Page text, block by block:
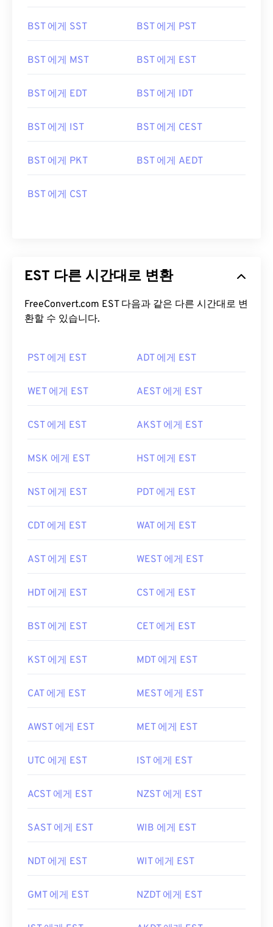
BST 에게 SST BST 에게 PST
BST 에게 MST BST 에게 EST
BST 에게 EDT BST 에게 IDT
BST 에게 IST BST 에게 CEST
BST 에게 PKT BST 에게 AEDT
BST 에게 CST
EST 다른 시간대로 변환
FreeConvert.com EST 다음과 같은 다른 시간대로 변
환할 수 있습니다.
PST 에게 EST ADT 에게 EST
WET 에게 EST AEST 에게 EST
CST 에게 EST AKST 에게 EST
MSK 에게 EST HST 에게 EST
NST 에게 EST PDT 에게 EST
CDT 에게 EST WAT 에게 EST
AST 에게 EST WEST 에게 EST
HDT 에게 EST CST 에게 EST
BST 에게 EST CET 에게 EST
KST 에게 EST MDT 에게 EST
CAT 에게 EST MEST 에게 EST
AWST 에게 EST MET 에게 EST
UTC 에게 EST IST 에게 EST
ACST 에게 EST NZST 에게 EST
SAST 에게 EST WIB 에게 EST
NDT 에게 EST WIT 에게 EST
GMT 에게 EST NZDT 에게 EST